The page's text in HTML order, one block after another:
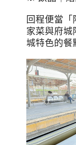
回程便當
家菜與府城
城特色的餐